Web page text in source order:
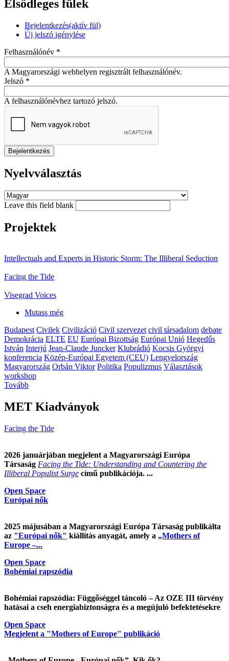
Elsődleges fülek
Bejelentkezés(aktív fül)
Új jelszó igénylése
Felhasználónév *
A Magyarországi webhelyen regisztrált felhasználónév.
Jelszó *
A felhasználónévhez tartozó jelszó.
Nyelvválasztás
Leave this field blank
Projektek
Intellectuals and Experts in Historic Storm: The Illiberal Seduction
Facing the Tide
Visegrad Voices
Mutass még
Budapest Civilek Civilizáció Civil szervezet civil társadalom debate
Demokrácia ELTE EU Európai Bizottság Európai Unió Hegedűs
István Interjú Jean-Claude Juncker Klubrádió Kocsis Györgyi
konferencia Közép-Európai Egyetem (CEU) Lengyelország
Magyarország Orbán Viktor Politika Populizmus Választások
workshop
Tovább
MET Kiadványok
Facing the Tide
2026 januárjában megjelent a Magyarországi Európa
Társaság Facing the Tide: Understanding and Countering the
Illiberal Populist Surge című publikációja. ...
Open Space
Európai nők
2025 májusában a Magyarországi Európa Társaság publikálta
az "Európai nők" kiállítás anyagát, amely a „Mothers of
Europe –...
Open Space
Bohémiai rapszódia
Bohémiai rapszódia: Függőséggel táncoló – Az OZE III törvény
hatásai a cseh energiabiztonságra és a megújuló befektetésekre
Open Space
Megjelent a "Mothers of Europe" publikáció